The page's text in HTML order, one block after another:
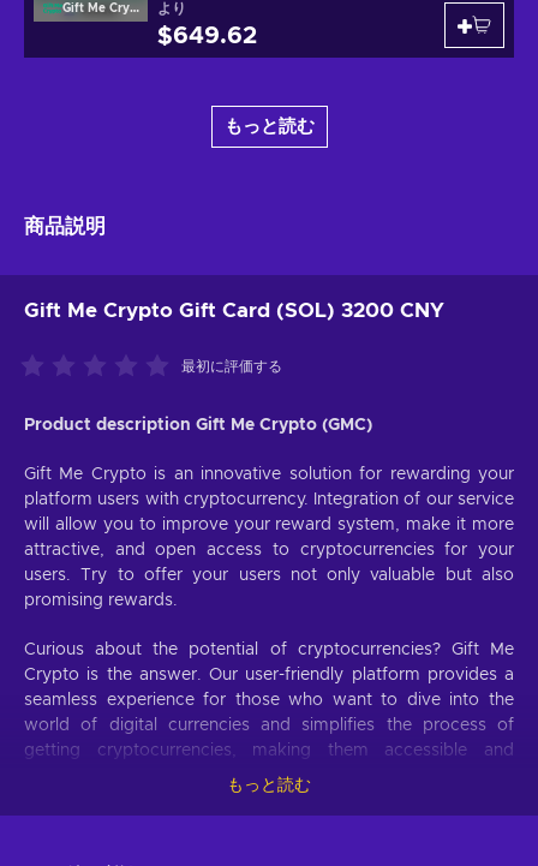
Gift Me Crypto より
$649.62
もっと読む
商品説明
Gift Me Crypto Gift Card (SOL) 3200 CNY
最初に評価する
Product description Gift Me Crypto (GMC)
Gift Me Crypto is an innovative solution for rewarding your
platform users with cryptocurrency. Integration of our service
will allow you to improve your reward system, make it more
attractive, and open access to cryptocurrencies for your
users. Try to offer your users not only valuable but also
promising rewards.
Curious about the potential of cryptocurrencies? Gift Me
Crypto is the answer. Our user-friendly platform provides a
seamless experience for those who want to dive into the
world of digital currencies and simplifies the process of
getting cryptocurrencies, making them accessible and
もっと読む